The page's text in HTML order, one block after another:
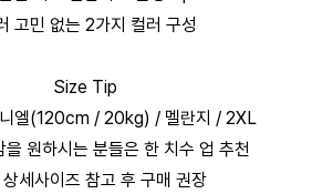
고민 없는 2가지 컬러 구성
Size Tip
니엘(120cm / 20kg) / 멜란지 / 2XL
을 원하시는 분들은 한 치수 업 추천
상세사이즈 참고 후 구매 권장